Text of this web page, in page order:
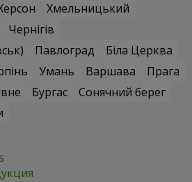
Хмельницький
Чернігів
Павлоград
Біла Церква
Умань Варшава
Прага
Бургас
Сонячний берег